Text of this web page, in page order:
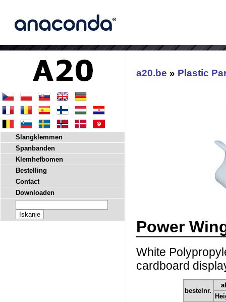
a20.be » Plastic
Power
White
cardboard
bestelnr.
Slangklemmen
Spanbanden
Klemhefbomen
Bestelling
Contact
Downloaden